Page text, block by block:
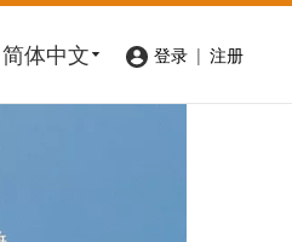
简体中文 登录 | 注册